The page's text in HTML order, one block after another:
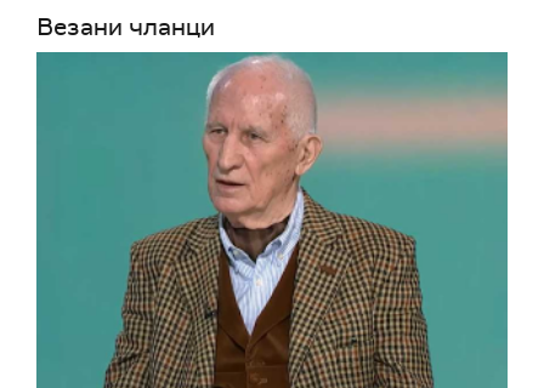
Везани чланци